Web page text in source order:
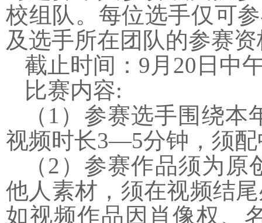
校组队。每位选手仅可
及选手所在团队的参赛
截止时间： 9 月 20 日中
比赛内容:
（ 1 ）参赛选手围绕本
视频时长3—5分钟，须
（2 ）参赛作品须为原
他人素材，须在视频结
如视频作品因肖像权、